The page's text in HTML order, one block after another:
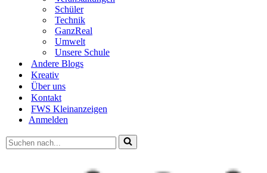
Schüler
Technik
GanzReal
Umwelt
Unsere Schule
Andere Blogs
Kreativ
Über uns
Kontakt
FWS Kleinanzeigen
Anmelden
Suchen
nach …